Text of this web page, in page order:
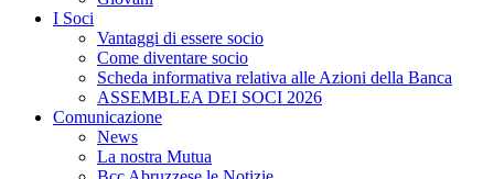
I Soci
Vantaggi di essere socio
Come diventare socio
Scheda informativa relativa alle Azioni della Banca
ASSEMBLEA DEI SOCI 2026
Comunicazione
News
La nostra Mutua